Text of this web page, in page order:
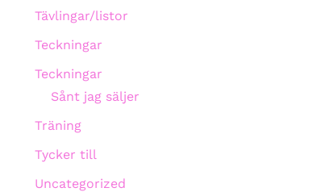
Tävlingar/listor
Teckningar
Teckningar
Sånt jag säljer
Träning
Tycker till
Uncategorized